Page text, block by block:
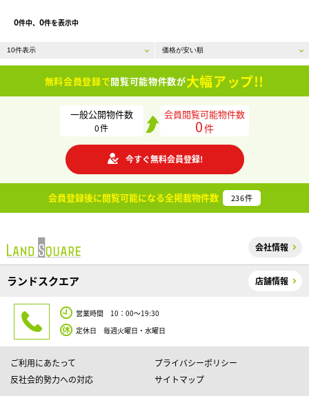
0件中、 0件を表示中
無料会員登録で閲覧可能物件数が大幅アップ!!
一般公開物件数
0件
会員閲覧可能物件数
0件
今すぐ無料会員登録!
会員登録後に閲覧可能になる全掲載物件数 236件
会社情報
ランドスクエア 店舗情報
営業時間 10：00～19:30
定休日 毎週火曜日・水曜日
ご利用にあたって
プライバシーポリシー
反社会的勢力への対応
サイトマップ